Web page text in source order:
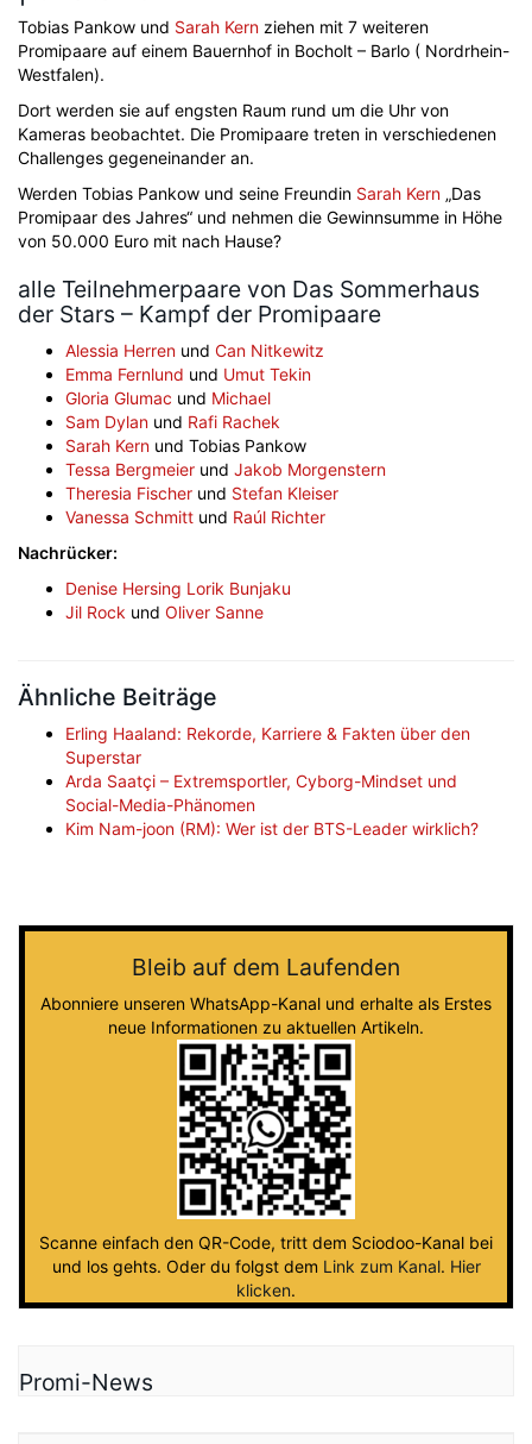
Tobias Pankow und Sarah Kern ziehen mit 7 weiteren
Promipaare auf einem Bauernhof in Bocholt – Barlo ( Nordrhein-
Westfalen).
Dort werden sie auf engsten Raum rund um die Uhr von
Kameras beobachtet. Die Promipaare treten in verschiedenen
Challenges gegeneinander an.
Werden Tobias Pankow und seine Freundin Sarah Kern „Das
Promipaar des Jahres“ und nehmen die Gewinnsumme in Höhe
von 50.000 Euro mit nach Hause?
alle Teilnehmerpaare von Das Sommerhaus
der Stars – Kampf der Promipaare
Alessia Herren und Can Nitkewitz
Emma Fernlund und Umut Tekin
Gloria Glumac und Michael
Sam Dylan und Rafi Rachek
Sarah Kern und Tobias Pankow
Tessa Bergmeier und Jakob Morgenstern
Theresia Fischer und Stefan Kleiser
Vanessa Schmitt und Raúl Richter
Nachrücker:
Denise Hersing Lorik Bunjaku
Jil Rock und Oliver Sanne
Ähnliche Beiträge
Erling Haaland: Rekorde, Karriere & Fakten über den
Superstar
Arda Saatçi – Extremsportler, Cyborg-Mindset und
Social-Media-Phänomen
Kim Nam-joon (RM): Wer ist der BTS-Leader wirklich?
Bleib auf dem Laufenden
Abonniere unseren WhatsApp-Kanal und erhalte als Erstes
neue Informationen zu aktuellen Artikeln.
Scanne einfach den QR-Code, tritt dem Sciodoo-Kanal bei
und los gehts. Oder du folgst dem Link zum Kanal. Hier
klicken.
Promi-News